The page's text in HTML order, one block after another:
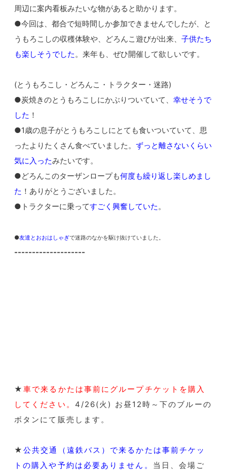
周辺に案内看板みたいな物があると助かります。
●今回は、都合で短時間しか参加できませんでしたが、と
うもろこしの収穫体験や、どろんこ遊びが出来、 子供たち
も楽しそうでした。来年も、ぜひ開催して欲しいです。
(とうもろこし・どろんこ・トラクター・迷路)
●炭焼きのとうもろこしにかぶりついていて、 幸せそうで
した ！
●1歳の息子がとうもろこしにとても食いついていて、思
ったよりたくさん食べていました。 ずっと離さないくらい
気に入ったみたいです。
●どろんこのターザンロープも何度も繰り返し楽しめまし
た ！ありがとうございました。
●トラクターに乗ってすごく興奮していた。
●友達とおおはしゃぎで迷路のなかを駆け抜けていました。
--------------------
★車で来るかたは事前にグループチケットを購入
してください。 4/26(火) お昼12時～下のブルーの
ボタンにて販売します。
★公共交通（遠鉄バス）で来るかたは事前チケッ
トの購入や予約は必要ありません。 当日、会場ご